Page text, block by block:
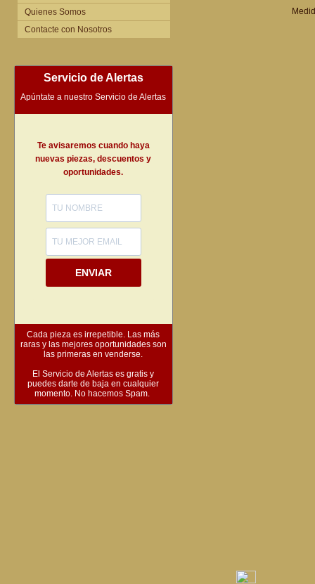
Quienes Somos
Contacte con Nosotros
Servicio de Alertas
Apúntate a nuestro Servicio de Alertas
Te avisaremos cuando haya
nuevas piezas, descuentos y
oportunidades.
ENVIAR
Cada pieza es irrepetible. Las más
raras y las mejores oportunidades son
las primeras en venderse.
El Servicio de Alertas es gratis y
puedes darte de baja en cualquier
momento. No hacemos Spam.